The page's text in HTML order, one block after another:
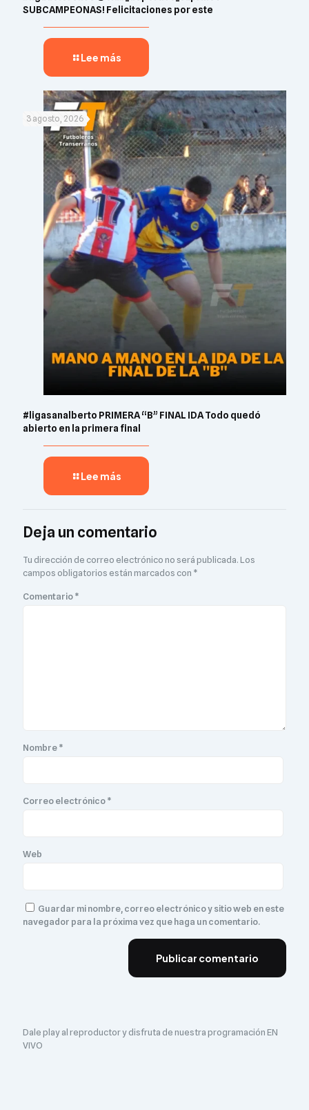
SUBCAMPEONAS! Felicitaciones por este
Lee más
3 agosto, 2026
#ligasanalberto PRIMERA “B” FINAL IDA Todo quedó
abierto en la primera final
Lee más
Deja un comentario
Tu dirección de correo electrónico no será publicada.Los
campos obligatorios están marcados con *
Comentario*
Nombre*
Correo electrónico*
Web
Guardar mi nombre, correo electrónico y sitio web en este
navegador para la próxima vez que haga un comentario.
Dale play al reproductor y disfruta de nuestra programación EN
VIVO